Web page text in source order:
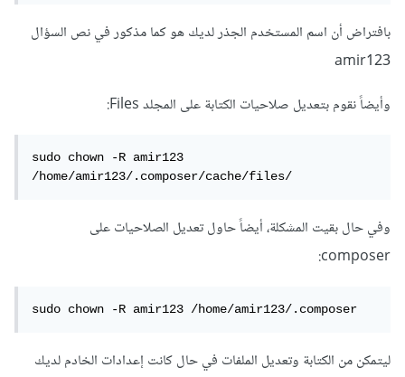
بافتراض أن اسم المستخدم الجذر لديك هو كما مذكور في نص السؤال
amir123
وأيضاً نقوم بتعديل صلاحيات الكتابة على المجلد Files:
sudo chown -R amir123
/home/amir123/.composer/cache/files/
وفي حال بقيت المشكلة، أيضاً حاول تعديل الصلاحيات على
composer:
sudo chown -R amir123 /home/amir123/.composer
ليتمكن من الكتابة وتعديل الملفات في حال كانت إعدادات الخادم لديك